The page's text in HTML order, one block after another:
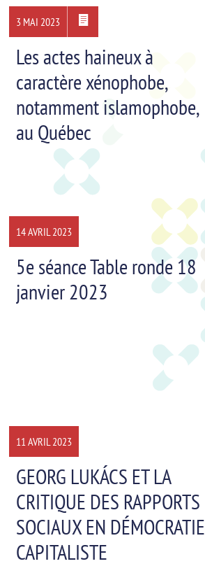
3 MAI 2023
Les actes haineux à
caractère xénophobe,
notamment islamophobe,
au Québec
14 AVRIL 2023
5e séance Table ronde 18
janvier 2023
11 AVRIL 2023
GEORG LUKÁCS ET LA
CRITIQUE DES RAPPORTS
SOCIAUX EN DÉMOCRATIE
CAPITALISTE